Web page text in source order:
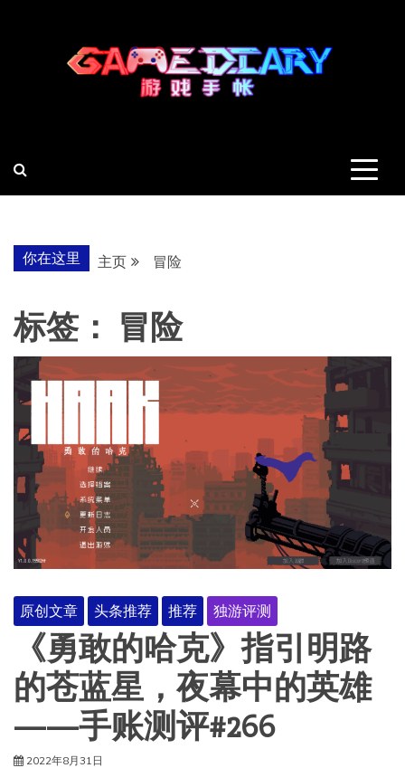
你在这里 主页 冒险
标签： 冒险
原创文章 头条推荐 推荐 独游评测
《勇敢的哈克》指引明路
的苍蓝星，夜幕中的英雄
——手账测评#266
2022年8月31日